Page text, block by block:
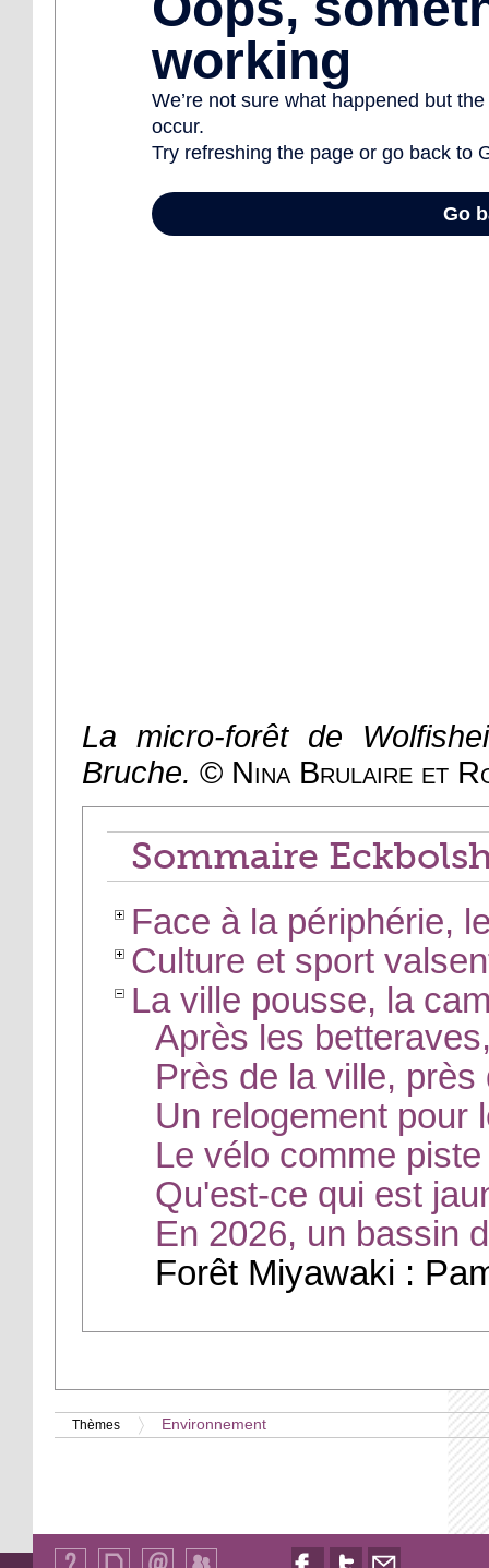
La micro-forêt de
Bruche. © Nina Brulaire et
Sommaire
Face à la périphérie,
Culture et sport
La ville pousse, la
Après les
Près de la ville,
Un relogement pour
Le vélo comme
Qu'est-ce qui est
En 2026, un bassin
Forêt Miyawaki :
Thèmes Environnement